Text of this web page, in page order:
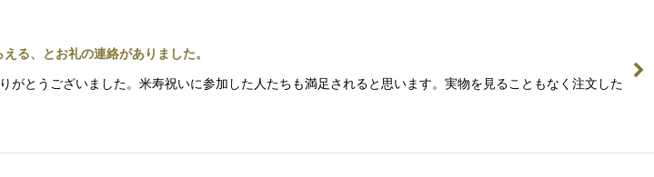
る、とお礼の連絡がありました。
とうございました。米寿祝いに参加した人たちも満足されると思います。実物を見ることもなく注文した